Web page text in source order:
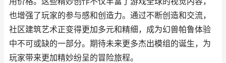
也增强了玩家的参与感和创造力。通过不断创造和交流，
社区建筑艺术正变得更加多元和精细，成为幻兽帕鲁体验
中不可或缺的一部分。期待未来更多杰出模组的诞生，为
玩家带来更加精妙纷呈的冒险旅程。